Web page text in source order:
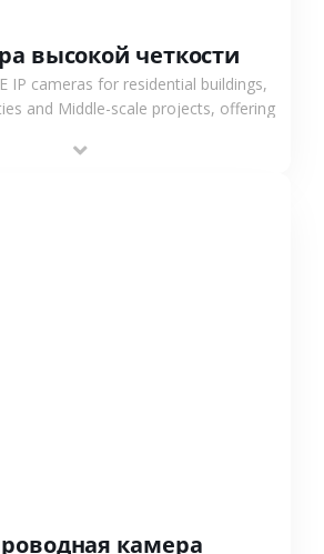
высокой четкости
IP cameras for residential buildings,
and Middle-scale projects, offering
support.
камера